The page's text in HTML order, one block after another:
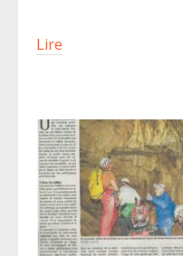
Lire